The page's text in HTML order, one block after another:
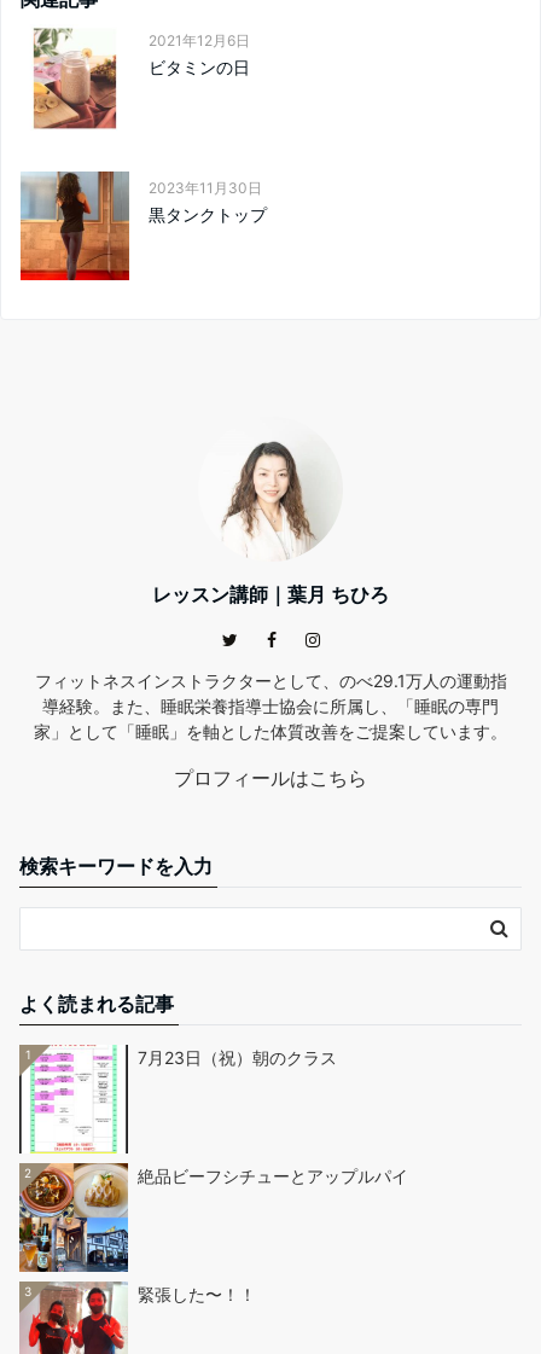
2021年12月6日
ビタミンの日
2023年11月30日
黒タンクトップ
レッスン講師｜葉月 ちひろ
フィットネスインストラクターとして、のべ29.1万人の運動指
導経験。また、睡眠栄養指導士協会に所属し、「睡眠の専門
家」として「睡眠」を軸とした体質改善をご提案しています。
プロフィールはこちら
検索キーワードを入力
よく読まれる記事
1 7月23日（祝）朝のクラス
2 絶品ビーフシチューとアップルパイ
3 緊張した〜！！